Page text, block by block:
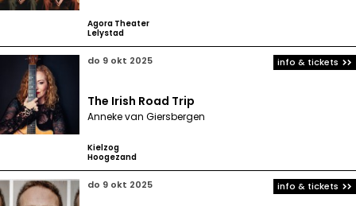
Agora Theater
Lelystad
do 9 okt 2025
The Irish Road Trip
Anneke van Giersbergen
Kielzog
Hoogezand
info & tickets
do 9 okt 2025 info & tickets